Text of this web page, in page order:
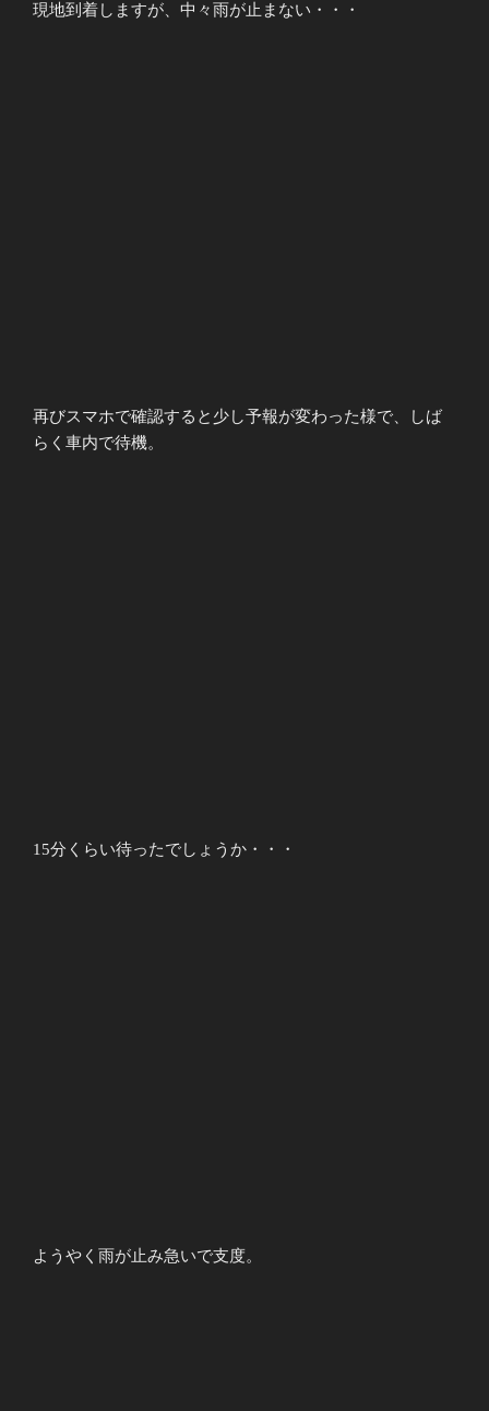
現地到着しますが、中々雨が止まない・・・
再びスマホで確認すると少し予報が変わった様で、しば
らく車内で待機。
15分くらい待ったでしょうか・・・
ようやく雨が止み急いで支度。